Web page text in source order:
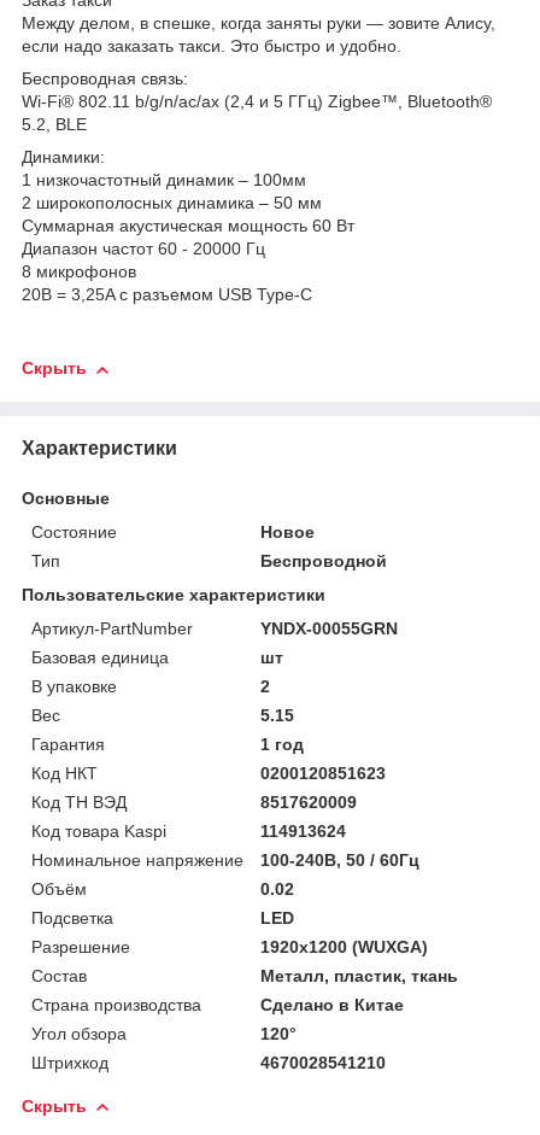
Между делом, в спешке, когда заняты руки — зовите Алису,
если надо заказать такси. Это быстро и удобно.
Беспроводная связь:
Wi-Fi® 802.11 b/g/n/ac/ax (2,4 и 5 ГГц) Zigbee™, Bluetooth®
5.2, BLE
Динамики:
1 низкочастотный динамик – 100мм
2 широкополосных динамика – 50 мм
Суммарная акустическая мощность 60 Вт
Диапазон частот 60 - 20000 Гц
8 микрофонов
20B = 3,25A c разъемом USB Type-C
Скрыть
Характеристики
Основные
Состояние
Новое
Тип
Беспроводной
Пользовательские характеристики
Артикул-PartNumber
YNDX-00055GRN
Базовая единица
шт
В упаковке
2
Вес
5.15
Гарантия
1 год
Код НКТ
0200120851623
Код ТН ВЭД
8517620009
Код товара Kaspi
114913624
Номинальное напряжение
100-240В, 50 / 60Гц
Объём
0.02
Подсветка
LED
Разрешение
1920x1200 (WUXGA)
Состав
Металл, пластик, ткань
Страна производства
Сделано в Китае
Угол обзора
120°
Штрихкод
4670028541210
Скрыть